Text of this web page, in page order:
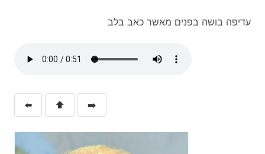
עדיפה בושה בפנים מאשר כאב בלב
⬅️ ⬆️ ➡️